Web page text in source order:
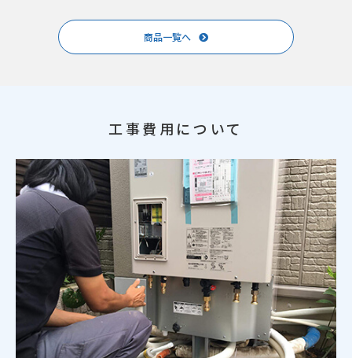
商品一覧へ
工事費用について